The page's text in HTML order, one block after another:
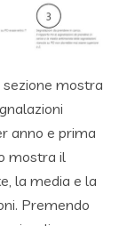
sezione mostra
anno e prima
mostra il
la media e la
Premendo